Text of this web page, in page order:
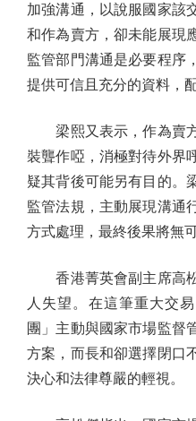
加強溝通，以說服國家該
和作為賣方，卻未能展現
監管部門溝通是必要程序
提供可信且充分的資料，
梁熙又表示，作為賣方
裝聾作啞，消極對待外界
疑其背後可能另有目的。
監管法規，主動展現溝通
方式處理，最終後果將無
香港菁英會副主席高松
人失望。在這筆重大交
團」主動與國家市場監督
方案，而長和卻選擇閉口
決心和法律尊嚴的輕視。